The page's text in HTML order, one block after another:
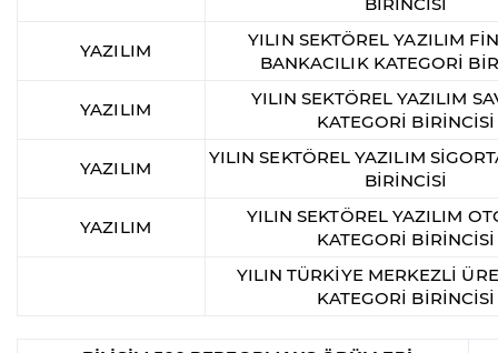
YAZILIM
YILIN SEKTÖREL YAZILIM
BANKACILIK KATEGORİ
YAZILIM
YILIN SEKTÖREL YAZILIM
KATEGORİ BİRİNCİSİ
YAZILIM
YILIN SEKTÖREL YAZILIM
BİRİNCİSİ
YAZILIM
YILIN SEKTÖREL YAZILIM
KATEGORİ BİRİNCİSİ
YILIN TÜRKİYE MERKEZLİ
KATEGORİ BİRİNCİSİ